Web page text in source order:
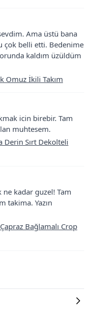
Ama üstü bana
çok belli etti. Bedenime
kaldım üzüldüm
Omuz İkili Takım
icin birebir. Tam
muhtesem.
Derin Sırt Dekolteli
kadar guzel! Tam
takima. Yazın
Bağlamalı Crop